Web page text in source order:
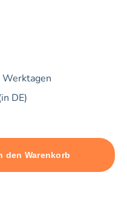
DE)
quantity: 43
den Warenkorb